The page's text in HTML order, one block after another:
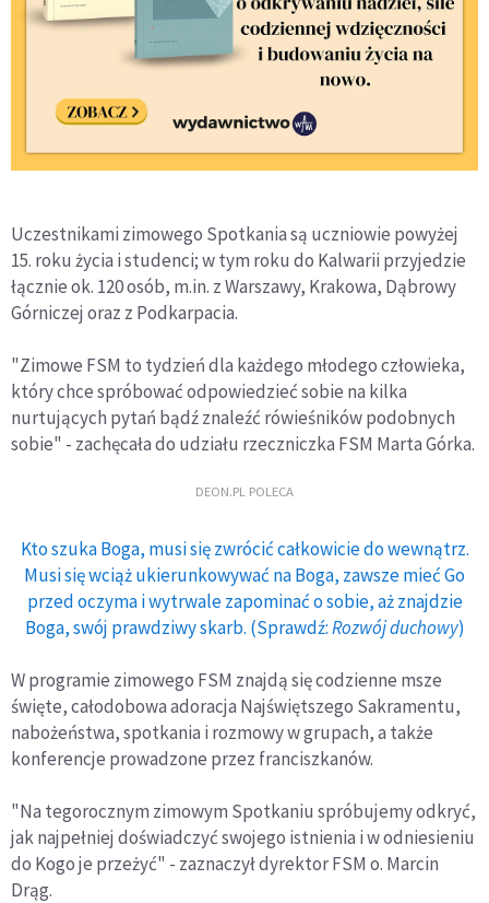
Uczestnikami zimowego Spotkania są uczniowie powyżej
15. roku życia i studenci; w tym roku do Kalwarii przyjedzie
łącznie ok. 120 osób, m.in. z Warszawy, Krakowa, Dąbrowy
Górniczej oraz z Podkarpacia.
"Zimowe FSM to tydzień dla każdego młodego człowieka,
który chce spróbować odpowiedzieć sobie na kilka
nurtujących pytań bądź znaleźć rówieśników podobnych
sobie" - zachęcała do udziału rzeczniczka FSM Marta Górka.
DEON.PL POLECA
Kto szuka Boga, musi się zwrócić całkowicie do wewnątrz.
Musi się wciąż ukierunkowywać na Boga, zawsze mieć Go
przed oczyma i wytrwale zapominać o sobie, aż znajdzie
Boga, swój prawdziwy skarb. (Sprawdź:Rozwój duchowy)
W programie zimowego FSM znajdą się codzienne msze
święte, całodobowa adoracja Najświętszego Sakramentu,
nabożeństwa, spotkania i rozmowy w grupach, a także
konferencje prowadzone przez franciszkanów.
"Na tegorocznym zimowym Spotkaniu spróbujemy odkryć,
jak najpełniej doświadczyć swojego istnienia i w odniesieniu
do Kogo je przeżyć" - zaznaczył dyrektor FSM o. Marcin
Drąg.